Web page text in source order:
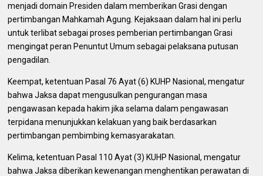
menjadi domain Presiden dalam memberikan Grasi dengan
pertimbangan Mahkamah Agung. Kejaksaan dalam hal ini perlu
untuk terlibat sebagai proses pemberian pertimbangan Grasi
mengingat peran Penuntut Umum sebagai pelaksana putusan
pengadilan.
Keempat, ketentuan Pasal 76 Ayat (6) KUHP Nasional, mengatur
bahwa Jaksa dapat mengusulkan pengurangan masa
pengawasan kepada hakim jika selama dalam pengawasan
terpidana menunjukkan kelakuan yang baik berdasarkan
pertimbangan pembimbing kemasyarakatan.
Kelima, ketentuan Pasal 110 Ayat (3) KUHP Nasional, mengatur
bahwa Jaksa diberikan kewenangan menghentikan perawatan di